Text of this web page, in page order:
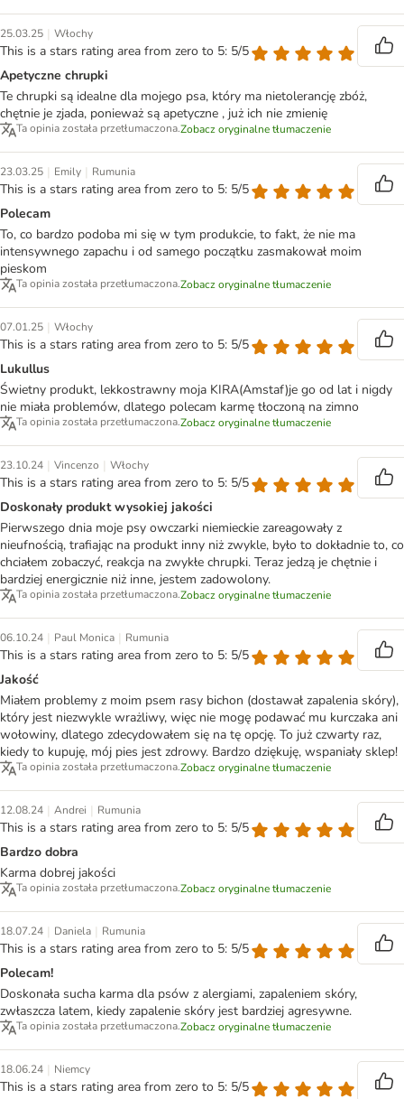
25.03.25 | Włochy
This is a stars rating area from zero to 5: 5/5
Apetyczne chrupki
Te chrupki są idealne dla mojego psa, który ma nietolerancję zbóż,
chętnie je zjada, ponieważ są apetyczne , już ich nie zmienię
Ta opinia została przetłumaczona.Zobacz oryginalne tłumaczenie
23.03.25 | Emily | Rumunia
This is a stars rating area from zero to 5: 5/5
Polecam
To, co bardzo podoba mi się w tym produkcie, to fakt, że nie ma
intensywnego zapachu i od samego początku zasmakował moim
pieskom
Ta opinia została przetłumaczona.Zobacz oryginalne tłumaczenie
07.01.25 | Włochy
This is a stars rating area from zero to 5: 5/5
Lukullus
Świetny produkt, lekkostrawny moja KIRA(Amstaf)je go od lat i nigdy
nie miała problemów, dlatego polecam karmę tłoczoną na zimno
Ta opinia została przetłumaczona.Zobacz oryginalne tłumaczenie
23.10.24 | Vincenzo | Włochy
This is a stars rating area from zero to 5: 5/5
Doskonały produkt wysokiej jakości
Pierwszego dnia moje psy owczarki niemieckie zareagowały z
nieufnością, trafiając na produkt inny niż zwykle, było to dokładnie to, co
chciałem zobaczyć, reakcja na zwykłe chrupki. Teraz jedzą je chętnie i
bardziej energicznie niż inne, jestem zadowolony.
Ta opinia została przetłumaczona.Zobacz oryginalne tłumaczenie
06.10.24 | Paul Monica | Rumunia
This is a stars rating area from zero to 5: 5/5
Jakość
Miałem problemy z moim psem rasy bichon (dostawał zapalenia skóry),
który jest niezwykle wrażliwy, więc nie mogę podawać mu kurczaka ani
wołowiny, dlatego zdecydowałem się na tę opcję. To już czwarty raz,
kiedy to kupuję, mój pies jest zdrowy. Bardzo dziękuję, wspaniały sklep!
Ta opinia została przetłumaczona.Zobacz oryginalne tłumaczenie
12.08.24 | Andrei | Rumunia
This is a stars rating area from zero to 5: 5/5
Bardzo dobra
Karma dobrej jakości
Ta opinia została przetłumaczona.Zobacz oryginalne tłumaczenie
18.07.24 | Daniela | Rumunia
This is a stars rating area from zero to 5: 5/5
Polecam!
Doskonała sucha karma dla psów z alergiami, zapaleniem skóry,
zwłaszcza latem, kiedy zapalenie skóry jest bardziej agresywne.
Ta opinia została przetłumaczona.Zobacz oryginalne tłumaczenie
18.06.24 | Niemcy
This is a stars rating area from zero to 5: 5/5